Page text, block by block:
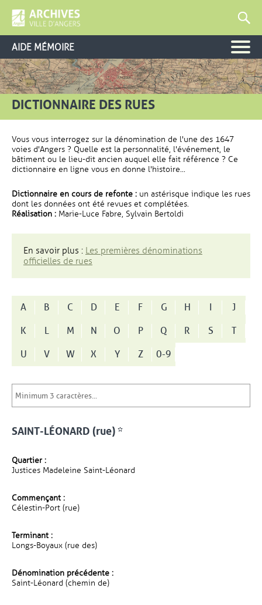
AIDE MÉMOIRE
DICTIONNAIRE DES RUES
Vous vous interrogez sur la dénomination de l'une des 1647
voies d'Angers ? Quelle est la personnalité, l'événement, le
bâtiment ou le lieu-dit ancien auquel elle fait référence ? Ce
dictionnaire en ligne vous en donne l'histoire...
Dictionnaire en cours de refonte : un astérisque indique les rues
dont les données ont été revues et complétées.
Réalisation : Marie-Luce Fabre, Sylvain Bertoldi
En savoir plus : Les premières dénominations
officielles de rues
A B C D E F G H I
J
K
L M N O P Q R S
T
U
V W X Y Z 0-9
SAINT-LÉONARD (rue) *
Quartier :
Justices Madeleine Saint-Léonard
Commençant :
Célestin-Port (rue)
Terminant :
Longs-Boyaux (rue des)
Dénomination précédente :
Saint-Léonard (chemin de)